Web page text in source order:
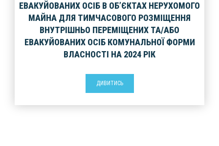
ЕВАКУЙОВАНИХ ОСІБ В ОБ’ЄКТАХ НЕРУХОМОГО
МАЙНА ДЛЯ ТИМЧАСОВОГО РОЗМІЩЕННЯ
ВНУТРІШНЬО ПЕРЕМІЩЕНИХ ТА/АБО
ЕВАКУЙОВАНИХ ОСІБ КОМУНАЛЬНОЇ ФОРМИ
ВЛАСНОСТІ НА 2024 РІК
ДИВИТИСЬ